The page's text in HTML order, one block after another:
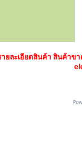
ยละเอียดสินค้า สินค้า